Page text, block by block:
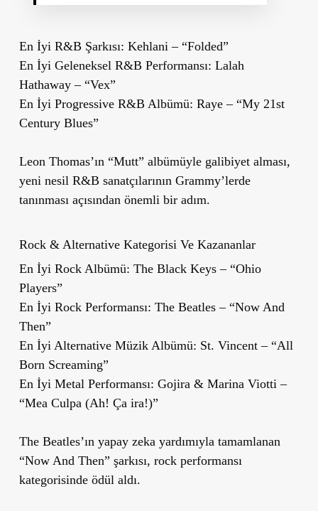
En İyi R&B Şarkısı: Kehlani – “Folded”
En İyi Geleneksel R&B Performansı: Lalah
Hathaway – “Vex”
En İyi Progressive R&B Albümü: Raye – “My 21st
Century Blues”
Leon Thomas’ın “Mutt” albümüyle galibiyet alması,
yeni nesil R&B sanatçılarının Grammy’lerde
tanınması açısından önemli bir adım.
Rock & Alternative Kategorisi Ve Kazananlar
En İyi Rock Albümü: The Black Keys – “Ohio
Players”
En İyi Rock Performansı: The Beatles – “Now And
Then”
En İyi Alternative Müzik Albümü: St. Vincent – “All
Born Screaming”
En İyi Metal Performansı: Gojira & Marina Viotti –
“Mea Culpa (Ah! Ça ira!)”
The Beatles’ın yapay zeka yardımıyla tamamlanan
“Now And Then” şarkısı, rock performansı
kategorisinde ödül aldı.